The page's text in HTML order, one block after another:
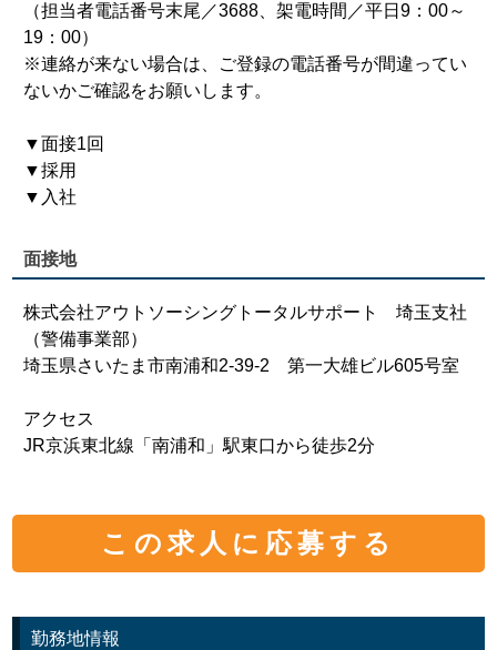
（担当者電話番号末尾／3688、架電時間／平日9：00～
19：00）
※連絡が来ない場合は、ご登録の電話番号が間違ってい
ないかご確認をお願いします。
▼面接1回
▼採用
▼入社
面接地
株式会社アウトソーシングトータルサポート 埼玉支社
（警備事業部）
埼玉県さいたま市南浦和2-39-2 第一大雄ビル605号室
アクセス
JR京浜東北線「南浦和」駅東口から徒歩2分
この求人に応募する
勤務地情報